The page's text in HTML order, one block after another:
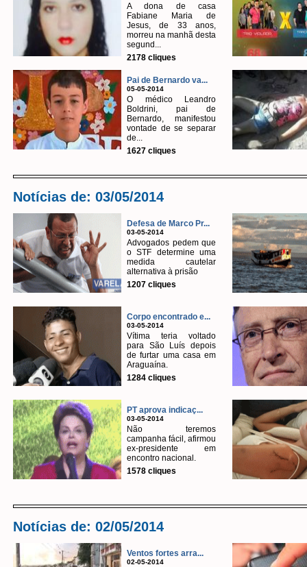
A dona de casa
Fabiane Maria de
Jesus, de 33 anos,
morreu na manhã desta
segund...
2178 cliques
Pai de Bernardo va...
05-05-2014
O médico Leandro
Boldrini, pai de
Bernardo, manifestou
vontade de se separar
de...
1627 cliques
Notícias de: 03/05/2014
Defesa de Marco Pr...
03-05-2014
Advogados pedem que
o STF determine uma
medida cautelar
alternativa à prisão
1207 cliques
Corpo encontrado e...
03-05-2014
Vítima teria voltado
para São Luís depois
de furtar uma casa em
Araguaína.
1284 cliques
PT aprova indicaç...
03-05-2014
Não teremos
campanha fácil, afirmou
ex-presidente em
encontro nacional.
1578 cliques
Notícias de: 02/05/2014
Ventos fortes arra...
02-05-2014